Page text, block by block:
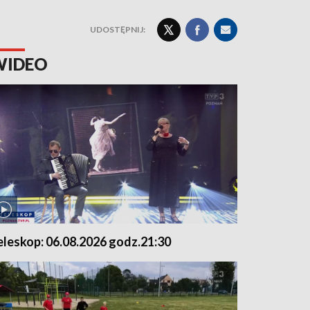
UDOSTĘPNIJ:
06.08.2026 godz.21:30